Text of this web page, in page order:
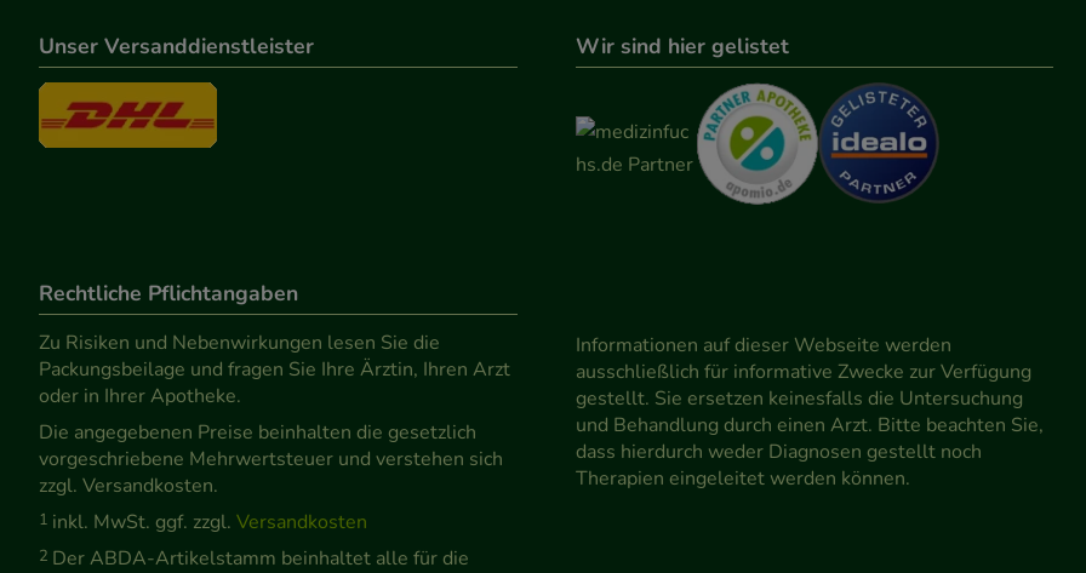
Unser Versanddienstleister Wir sind hier gelistet
Rechtliche Pflichtangaben
Zu Risiken und Nebenwirkungen lesen Sie die
Packungsbeilage und fragen Sie Ihre Ärztin, Ihren Arzt
oder in Ihrer Apotheke.
Die angegebenen Preise beinhalten die gesetzlich
vorgeschriebene Mehrwertsteuer und verstehen sich
zzgl. Versandkosten.
1 inkl. MwSt. ggf. zzgl. Versandkosten
2 Der ABDA-Artikelstamm beinhaltet alle für die
Informationen auf dieser Webseite werden
ausschließlich für informative Zwecke zur Verfügung
gestellt. Sie ersetzen keinesfalls die Untersuchung
und Behandlung durch einen Arzt. Bitte beachten Sie,
dass hierdurch weder Diagnosen gestellt noch
Therapien eingeleitet werden können.